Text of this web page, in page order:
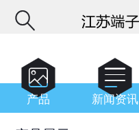


产品 
新闻资讯